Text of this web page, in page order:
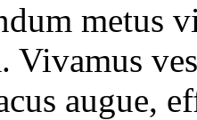
metus
augue,